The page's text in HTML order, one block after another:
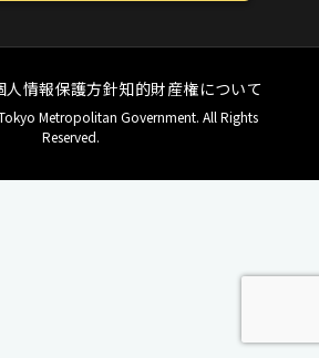
人情報保護方針知的財産権について
Metropolitan Government. All Rights
Reserved.